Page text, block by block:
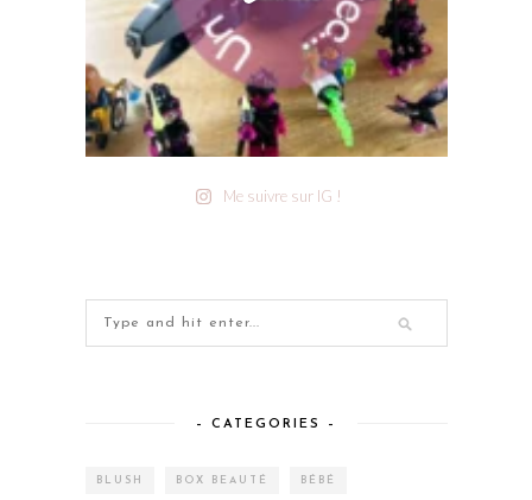
Me suivre sur IG !
– CATEGORIES –
BLUSH BOX BEAUTÉ BÉBÉ